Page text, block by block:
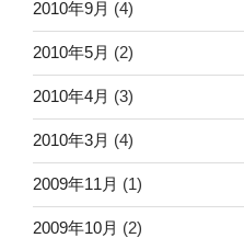
2010年9月 (4)
2010年5月 (2)
2010年4月 (3)
2010年3月 (4)
2009年11月 (1)
2009年10月 (2)